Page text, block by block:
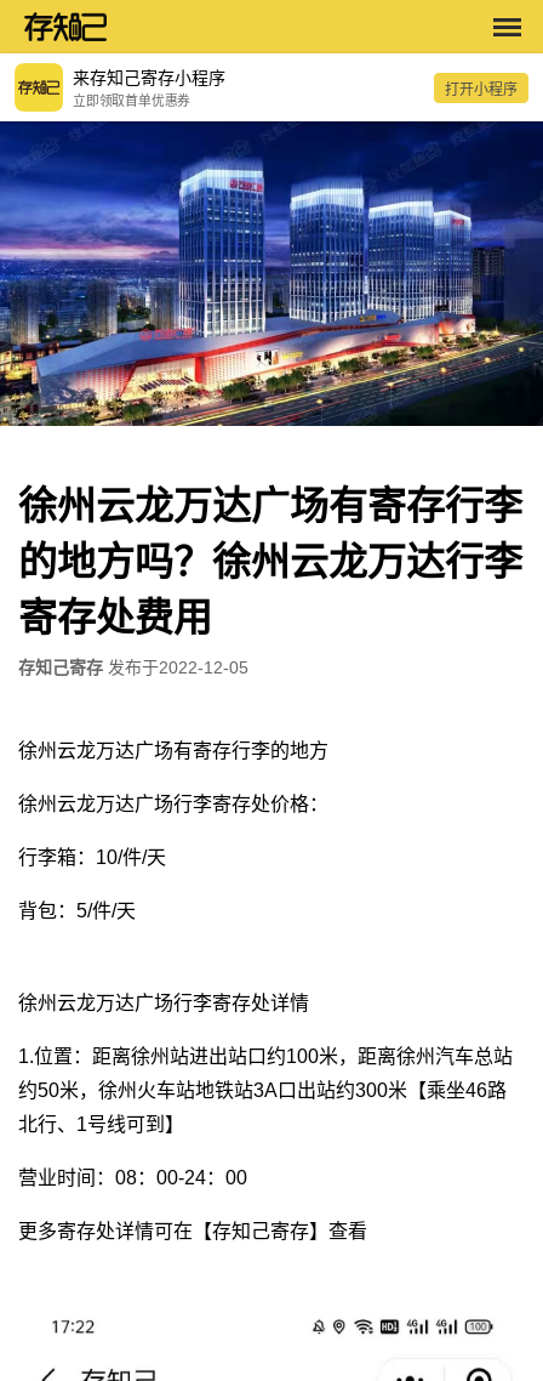
来存知己寄存小程序
立即领取首单优惠券
打开小程序
徐州云龙万达广场有寄存行李
的地方吗？徐州云龙万达行李
寄存处费用
存知己寄存 发布于2022-12-05
徐州云龙万达广场有寄存行李的地方
徐州云龙万达广场行李寄存处价格：
行李箱：10/件/天
背包：5/件/天
徐州云龙万达广场行李寄存处详情
1.位置：距离徐州站进出站口约100米，距离徐州汽车总站
约50米，徐州火车站地铁站3A口出站约300米【乘坐46路
北行、1号线可到】
营业时间：08：00-24：00
更多寄存处详情可在【存知己寄存】查看